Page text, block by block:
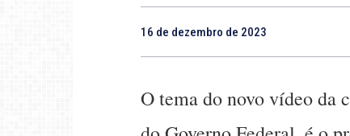
16 de dezembro de 2023
O tema do novo vídeo da